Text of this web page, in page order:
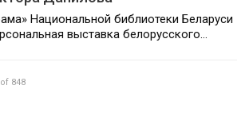
Национальной библиотеки Беларуси
выставка белорусского…
848